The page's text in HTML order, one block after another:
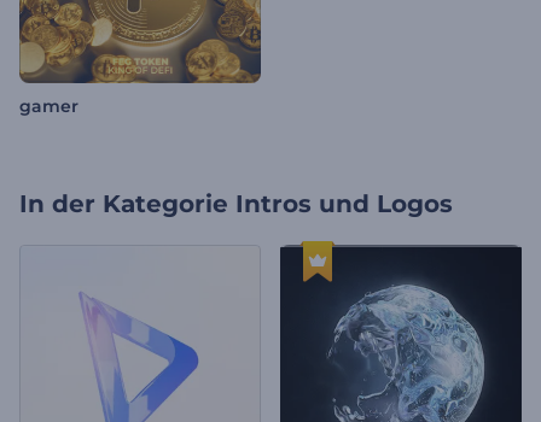
gamer
In der Kategorie Intros und Logos